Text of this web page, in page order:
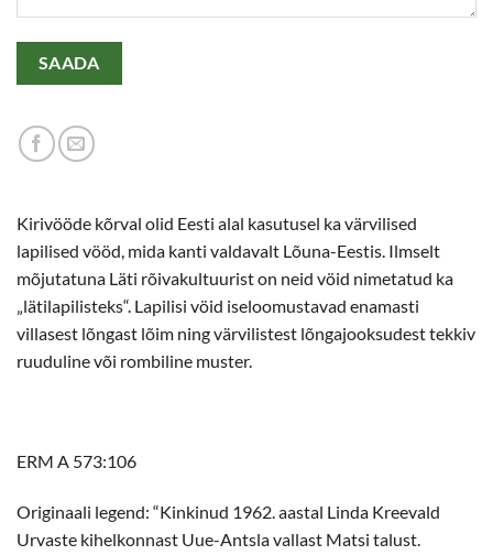
Kirivööde kõrval olid Eesti alal kasutusel ka värvilised
lapilised vööd, mida kanti valdavalt Lõuna-Eestis. Ilmselt
mõjutatuna Läti rõivakultuurist on neid vöid nimetatud ka
„lätilapilisteks“. Lapilisi vöid iseloomustavad enamasti
villasest lõngast lõim ning värvilistest lõngajooksudest tekkiv
ruuduline või rombiline muster.
ERM A 573:106
Originaali legend: “Kinkinud 1962. aastal Linda Kreevald
Urvaste kihelkonnast Uue-Antsla vallast Matsi talust.